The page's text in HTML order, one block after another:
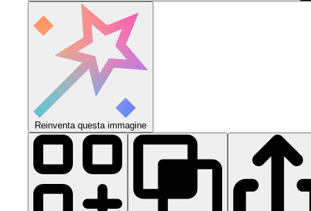
Reinventa questa immagine